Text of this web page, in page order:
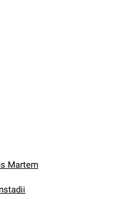
Martem